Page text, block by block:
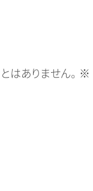
はありません。 ※